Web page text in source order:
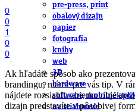
pre-press, print
obalový dizajn
papier
fotografia
knihy
web
3D
hardware
software, mobilné
na stiahnutie
0
0
1
0
0
Ak hľadáte spôsob ako
brandingu, máme pre vás tip. V
nájdete rozsiahlu zbierku
dizajn predstavíte v pôsobivej